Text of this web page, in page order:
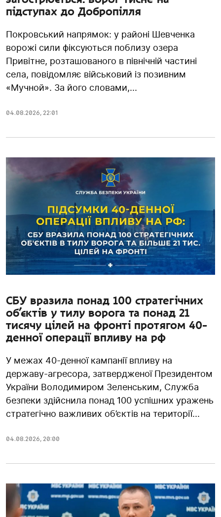
підступах до Добропілля
Покровський напрямок: у районі Шевченка
ворожі сили фіксуються поблизу озера
Привітне, розташованого в північній частині
села, повідомляє військовий із позивним
«Мучной». За його словами,...
04.08.2026, 22:01
СБУ вразила понад 100 стратегічних
об’єктів у тилу ворога та понад 21
тисячу цілей на фронті протягом 40-
денної операції впливу на рф
У межах 40-денної кампанії впливу на
державу-агресора, затвердженої Президентом
України Володимиром Зеленським, Служба
безпеки здійснила понад 100 успішних уражень
стратегічно важливих об’єктів на території...
04.08.2026, 20:00